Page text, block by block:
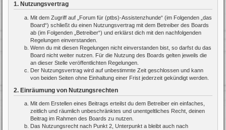
1. Nutzungsvertrag
Mit dem Zugriff auf „Forum für (ptbs)-Assistenzhunde“ (im Folgenden „das
Board“) schließt du einen Nutzungsvertrag mit dem Betreiber des Boards
ab (im Folgenden „Betreiber“) und erklärst dich mit den nachfolgenden
Regelungen einverstanden.
Wenn du mit diesen Regelungen nicht einverstanden bist, so darfst du das
Board nicht weiter nutzen. Für die Nutzung des Boards gelten jeweils die
an dieser Stelle veröffentlichten Regelungen.
Der Nutzungsvertrag wird auf unbestimmte Zeit geschlossen und kann
von beiden Seiten ohne Einhaltung einer Frist jederzeit gekündigt werden.
2. Einräumung von Nutzungsrechten
Mit dem Erstellen eines Beitrags erteilst du dem Betreiber ein einfaches,
zeitlich und räumlich unbeschränktes und unentgeltliches Recht, deinen
Beitrag im Rahmen des Boards zu nutzen.
Das Nutzungsrecht nach Punkt 2, Unterpunkt a bleibt auch nach